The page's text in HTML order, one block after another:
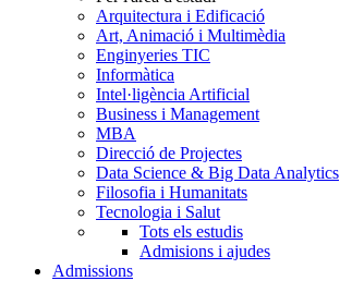
Arquitectura i Edificació
Art, Animació i Multimèdia
Enginyeries TIC
Informàtica
Intel·ligència Artificial
Business i Management
MBA
Direcció de Projectes
Data Science & Big Data Analytics
Filosofia i Humanitats
Tecnologia i Salut
Tots els estudis
Admisions i ajudes
Admissions